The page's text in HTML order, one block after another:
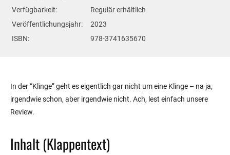
Verfügbarkeit:
Regulär erhältlich
Veröffentlichungsjahr:
2023
ISBN:
978-3741635670
In der “Klinge” geht es eigentlich gar nicht um eine Klinge – na ja,
irgendwie schon, aber irgendwie nicht. Ach, lest einfach unsere
Review.
Inhalt (Klappentext)